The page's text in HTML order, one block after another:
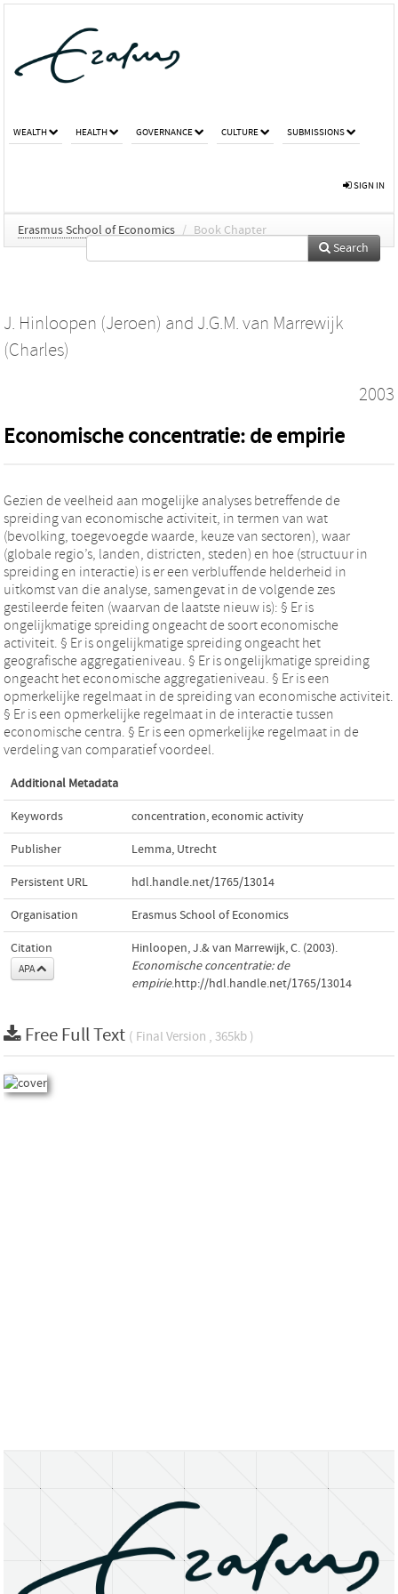
WEALTH HEALTH GOVERNANCE CULTURE SUBMISSIONS
SIGN IN
Erasmus School of Economics / Book Chapter
Search
J. Hinloopen (Jeroen) and J.G.M. van Marrewijk
(Charles)
2003
Economische concentratie: de empirie
Gezien de veelheid aan mogelijke analyses betreffende de
spreiding van economische activiteit, in termen van wat
(bevolking, toegevoegde waarde, keuze van sectoren), waar
(globale regio’s, landen, districten, steden) en hoe (structuur in
spreiding en interactie) is er een verbluffende helderheid in
uitkomst van die analyse, samengevat in de volgende zes
gestileerde feiten (waarvan de laatste nieuw is): § Er is
ongelijkmatige spreiding ongeacht de soort economische
activiteit. § Er is ongelijkmatige spreiding ongeacht het
geografische aggregatieniveau. § Er is ongelijkmatige spreiding
ongeacht het economische aggregatieniveau. § Er is een
opmerkelijke regelmaat in de spreiding van economische activiteit.
§ Er is een opmerkelijke regelmaat in de interactie tussen
economische centra. § Er is een opmerkelijke regelmaat in de
verdeling van comparatief voordeel.
Additional Metadata
Keywords concentration,economic activity
Publisher Lemma, Utrecht
Persistent URL hdl.handle.net/1765/13014
Organisation Erasmus School of Economics
Citation
APA
Hinloopen, J.& van Marrewijk, C. (2003).
Economische concentratie: de
empirie.http://hdl.handle.net/1765/13014
Free Full Text ( Final Version , 365kb )